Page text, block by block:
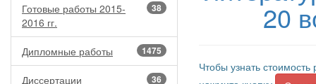
38
Готовые работы 2015-
2016 гг.
1475
Дипломные работы
36
Диссертации
20
Чтобы узнать